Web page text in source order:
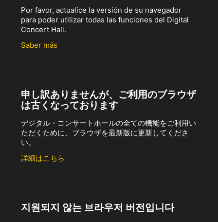
Por favor, actualice la versión de su navegador
para poder utilizar todas las funciones del Digital
Concert Hall.
Saber más
申し訳ありませんが、ご利用のブラウザ
は古くなっております
デジタル・コンサートホールの全ての機能をご利用い
ただくために、ブラウザを最新版に更新してくださ
い。
詳細はこちら
지원되지 않는 브라우저 버전입니다